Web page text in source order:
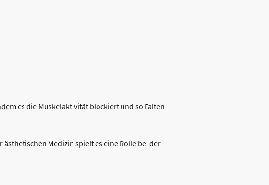
es die Muskelaktivität blockiert und so Falten
Medizin spielt es eine Rolle bei der